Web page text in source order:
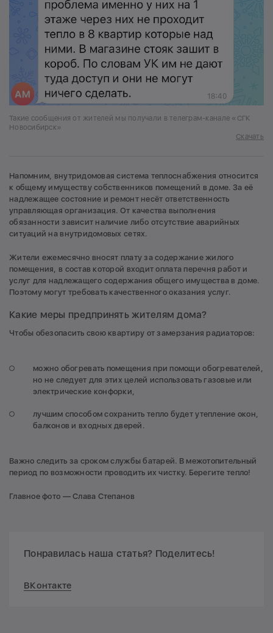
Такие сообщения от жителей мы получали в телеграм-канале «СГК
Новосибирск»
Скачать
Напомним, внутридомовая система теплоснабжения относится
к общему имуществу собственников помещений в доме. За её
надлежащее состояние и ремонт несёт ответственность
управляющая организация. От качества выполнения
обязанности зависит наличие либо отсутствие аварийных
ситуаций на внутридомовых сетях.
Жители ежемесячно вносят плату за содержание жилого
помещения, в состав которой входит оплата перечня работ и
услуг для надлежащего содержания общего имущества в доме.
Поэтому могут требовать качественного оказания услуг.
Какие меры предпринять жителям дома?
Чтобы обезопасить свою квартиру от замерзания радиаторов:
можно обогревать помещения при помощи обогревателей,
но не следует для этих целей использовать газовые или
электрические конфорки,
лучшим способом сохранить тепло будет утепление окон,
балконов и входных дверей.
Важно следить за сроком службы батарей. В межотопительный
период по возможности проводить их чистку. Берегите тепло!
Главное фото — Слава Степанов
Понравилась наша статья? Поделитесь!
ВКонтакте